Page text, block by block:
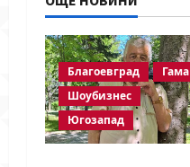
g
a
t
i
Благоевград
Гама
Шоубизнес
Югозапад